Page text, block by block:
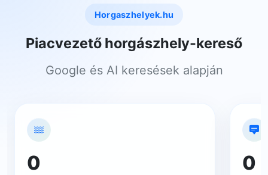
Horgaszhelyek.hu
Piacvezető horgászhely-kereső
Google és AI keresések alapján
0 0